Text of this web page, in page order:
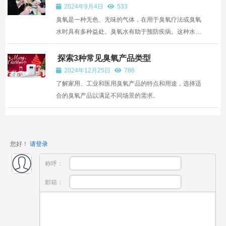
的强烈紫外线辐射，为我们提供宜居的生活环境，这就
是由臭...
2024年9月4日
533
臭氧是一种无色、无味的气体，在用于臭氧疗法或臭氧
水时具有多种益处。臭氧水有助于预防疾病。这种水还
可以帮助治疗炎症，防止感染，尤其是牙科手术引起的
感染。 臭氧水和炎症 2014 年 9 月发表在《生物医学报
告》上的一项研究调查了臭氧水对小鼠急...
探索3种常见臭氧产品类型
2024年12月25日
786
了解家用、工业和医用臭氧产品的特点和用途，选择适
合的臭氧产品以满足不同场景的需求。
您好！ 请登录
称呼：
邮箱：